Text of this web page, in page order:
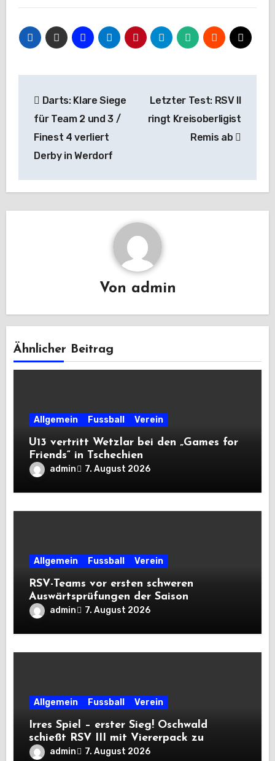
Darts: Klare Siege
für Team 2 und 3 /
Finest 4 verliert
Derby in Werdorf
Letzter Test: RSV II
ringt Kreisoberligist
Remis ab
Von admin
Ähnlicher Beitrag
Allgemein Fussball Verein
U13 vertritt Wetzlar bei den „Games for
Friends“ in Tschechien
admin 7. August 2026
Allgemein Fussball Verein
RSV-Teams vor ersten schweren
Auswärtsprüfungen der Saison
admin 7. August 2026
Allgemein Fussball Verein
Irres Spiel – erster Sieg! Oschwald
schießt RSV III mit Viererpack zu
Premiere
admin 7. August 2026